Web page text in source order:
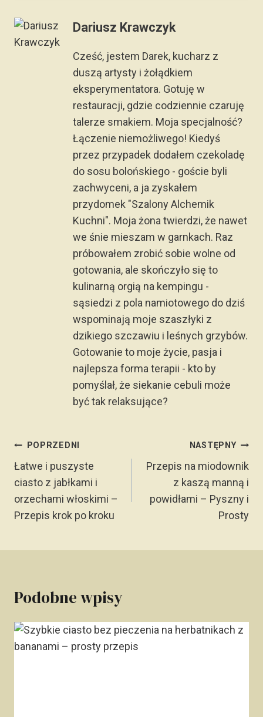
Dariusz Krawczyk
Cześć, jestem Darek, kucharz z
duszą artysty i żołądkiem
eksperymentatora. Gotuję w
restauracji, gdzie codziennie czaruję
talerze smakiem. Moja specjalność?
Łączenie niemożliwego! Kiedyś
przez przypadek dodałem czekoladę
do sosu bolońskiego - goście byli
zachwyceni, a ja zyskałem
przydomek "Szalony Alchemik
Kuchni". Moja żona twierdzi, że nawet
we śnie mieszam w garnkach. Raz
próbowałem zrobić sobie wolne od
gotowania, ale skończyło się to
kulinarną orgią na kempingu -
sąsiedzi z pola namiotowego do dziś
wspominają moje szaszłyki z
dzikiego szczawiu i leśnych grzybów.
Gotowanie to moje życie, pasja i
najlepsza forma terapii - kto by
pomyślał, że siekanie cebuli może
być tak relaksujące?
Nawigacja
wpisu
POPRZEDNI
Łatwe i puszyste
ciasto z jabłkami i
orzechami włoskimi –
Przepis krok po kroku
NASTĘPNY
Przepis na miodownik
z kaszą manną i
powidłami – Pyszny i
Prosty
Podobne wpisy